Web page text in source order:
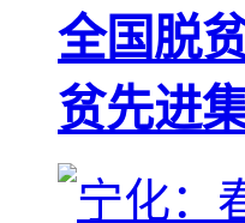
全国脱
贫先进